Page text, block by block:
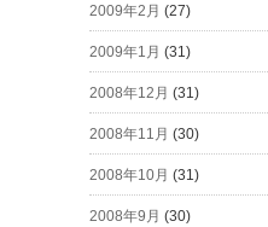
2009年2月 (27)
2009年1月 (31)
2008年12月 (31)
2008年11月 (30)
2008年10月 (31)
2008年9月 (30)